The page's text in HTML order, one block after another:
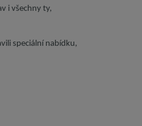
i všechny ty,
speciální nabídku,